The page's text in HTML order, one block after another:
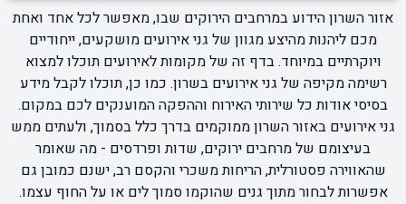
אזור השרון הידוע במרחבים הירוקים שבו, מאפשר לכל אחד ואחת
מכם ליהנות מהיצע מגוון של גני אירועים מושקעים, ייחודיים
ויוקרתיים במיוחד. בדף זה של מקומות לאירועים תוכלו למצוא
רשימה מקיפה של גני אירועים בשרון. כמו כן, תוכלו לקבל מידע
בסיסי אודות כל שירותי האירוח וההפקה המוענקים לכם במקום.
גני אירועים באזור השרון ממוקמים בדרך כלל בסמוך, ולעתים ממש
בעיצומם של מרחבים ירוקים, שדות ופרדסים - מה שאומר
שהאווירה פסטורלית, הריחות משכרי והקסם רב, ישנם כמובן גם
אפשרות לבחור מתוך גנים שהוקמו סמוך לים או על החוף עצמו.